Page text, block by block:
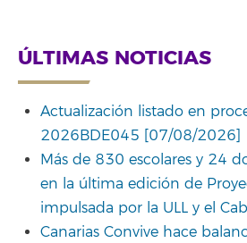
ÚLTIMAS NOTICIAS
Actualización listado en
2026BDE045 [07/08/2026]
Más de 830 escolares y 24
en la última edición de
impulsada por la ULL y el
Canarias Convive hace